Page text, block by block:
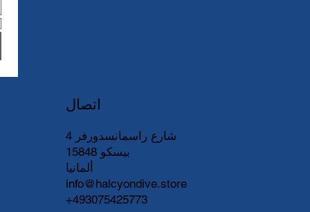
اتصال
شارع راسمانسدورفر 4
15848 بيسكو
ألمانيا
info@halcyondive.store
+493075425773